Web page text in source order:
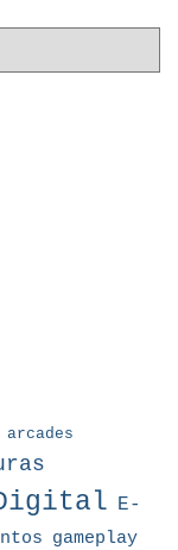
arcades
E-
gameplay